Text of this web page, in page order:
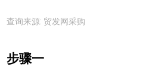
查询来源: 贸发网采购
步骤一